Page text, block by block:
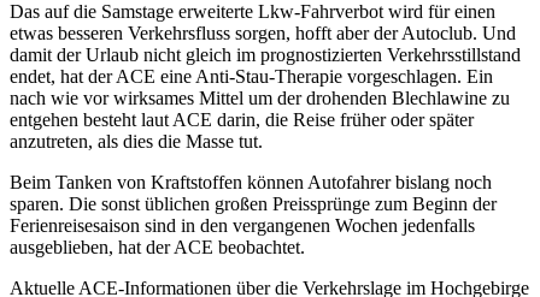
Das auf die Samstage erweiterte Lkw-Fahrverbot wird für einen
etwas besseren Verkehrsfluss sorgen, hofft aber der Autoclub. Und
damit der Urlaub nicht gleich im prognostizierten Verkehrsstillstand
endet, hat der ACE eine Anti-Stau-Therapie vorgeschlagen. Ein
nach wie vor wirksames Mittel um der drohenden Blechlawine zu
entgehen besteht laut ACE darin, die Reise früher oder später
anzutreten, als dies die Masse tut.
Beim Tanken von Kraftstoffen können Autofahrer bislang noch
sparen. Die sonst üblichen großen Preissprünge zum Beginn der
Ferienreisesaison sind in den vergangenen Wochen jedenfalls
ausgeblieben, hat der ACE beobachtet.
Aktuelle ACE-Informationen über die Verkehrslage im Hochgebirge